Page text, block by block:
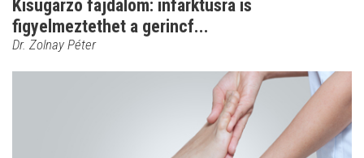
Kisugárzó fájdalom: infarktusra is
figyelmeztethet a gerincf...
Dr. Zolnay Péter